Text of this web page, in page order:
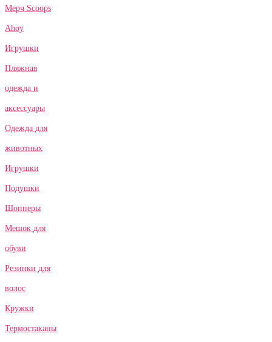
Мерч Scoops
Ahoy
Игрушки
Пляжная
одежда и
аксессуары
Одежда для
животных
Игрушки
Подушки
Шопперы
Мешок для
обуви
Резинки для
волос
Кружки
Термостаканы